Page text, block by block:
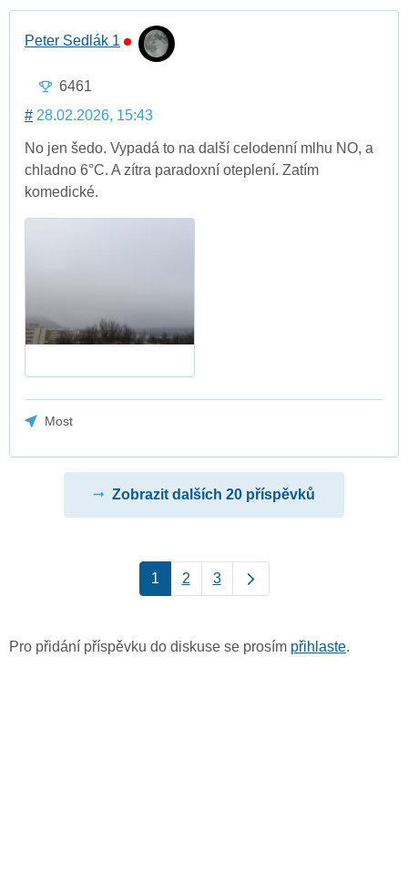
Peter Sedlák 1
6461
# 28.02.2026, 15:43
No jen šedo. Vypadá to na další celodenní mlhu NO, a
chladno 6°C. A zítra paradoxní oteplení. Zatím
komedické.
Most
Zobrazit dalších 20 příspěvků
1 2 3
Pro přidání příspěvku do diskuse se prosím přihlaste.